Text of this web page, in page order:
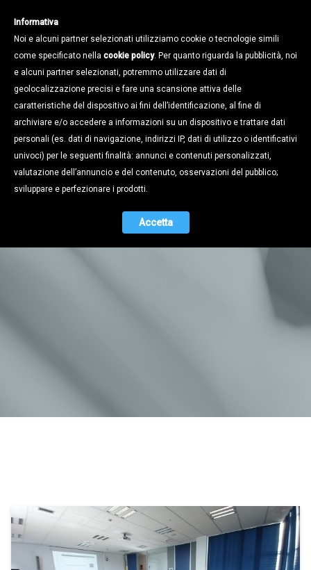
Notizie
Informativa
Noi e alcuni partner selezionati utilizziamo cookie o tecnologie simili
come specificato nella cookie policy. Per quanto riguarda la pubblicità, noi
e alcuni partner selezionati, potremmo utilizzare dati di
geolocalizzazione precisi e fare una scansione attiva delle
caratteristiche del dispositivo ai fini dell’identificazione, al fine di
archiviare e/o accedere a informazioni su un dispositivo e trattare dati
personali (es. dati di navigazione, indirizzi IP, dati di utilizzo o identificativi
univoci) per le seguenti finalità: annunci e contenuti personalizzati,
valutazione dell’annuncio e del contenuto, osservazioni del pubblico;
sviluppare e perfezionare i prodotti.
Accetta